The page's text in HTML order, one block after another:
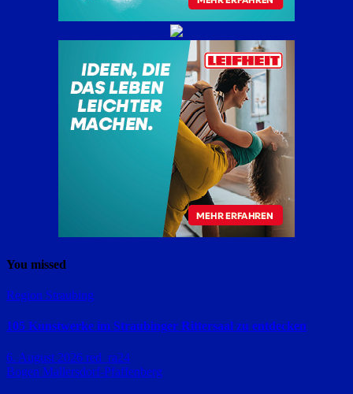
You missed
Region Straubing
105 Kunstwerke im Straubinger Rittersaal zu entdecken
6. August 2026 red_ra24
Bogen Mallersdorf-Pfaffenberg